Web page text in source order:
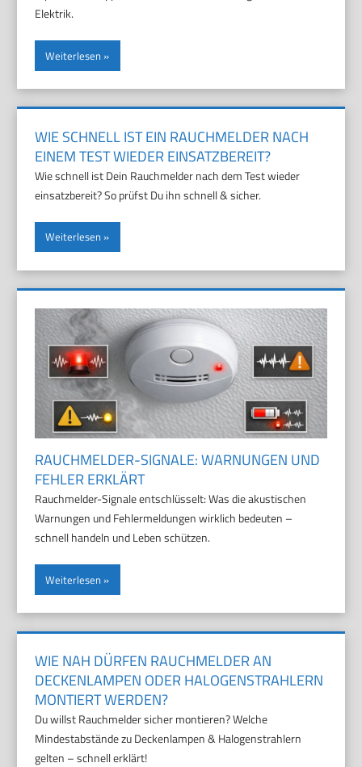
Elektrik.
Weiterlesen
WIE SCHNELL IST EIN RAUCHMELDER NACH
EINEM TEST WIEDER EINSATZBEREIT?
Wie schnell ist Dein Rauchmelder nach dem Test wieder
einsatzbereit? So prüfst Du ihn schnell & sicher.
Weiterlesen
RAUCHMELDER-SIGNALE: WARNUNGEN UND
FEHLER ERKLÄRT
Rauchmelder-Signale entschlüsselt: Was die akustischen
Warnungen und Fehlermeldungen wirklich bedeuten –
schnell handeln und Leben schützen.
Weiterlesen
WIE NAH DÜRFEN RAUCHMELDER AN
DECKENLAMPEN ODER HALOGENSTRAHLERN
MONTIERT WERDEN?
Du willst Rauchmelder sicher montieren? Welche
Mindestabstände zu Deckenlampen & Halogenstrahlern
gelten – schnell erklärt!